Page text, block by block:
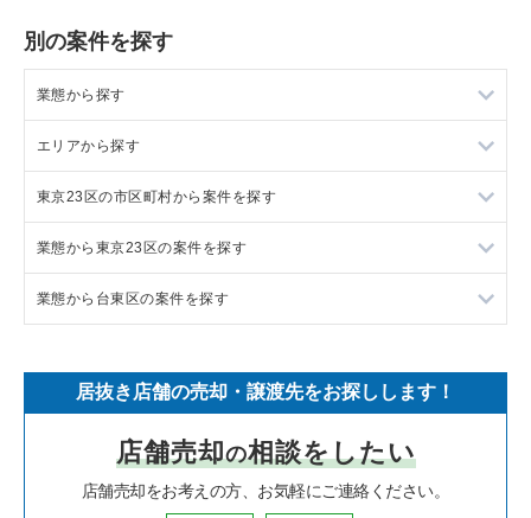
別の案件を探す
業態から探す
ラーメンの居抜き売却物件の案件一覧
フランス料理の居抜き売却物件の案件一覧
イタリア料理の居抜き売却物件の案件一覧
中華の居抜き売却物件の案件一覧
寿司の居抜き売却物件の案件一覧
焼肉の居抜き売却物件の案件一覧
鉄板焼き・お好み焼の居抜き売却物件の案件一覧
エリアから探す
東京23区の飲食店の居抜き売却物件の案件一覧
東京都下の飲食店の居抜き売却物件の案件一覧
千葉県の飲食店の居抜き売却物件の案件一覧
神奈川県の飲食店の居抜き売却物件の案件一覧
大阪府の飲食店の居抜き売却物件の案件一覧
兵庫県の飲食店の居抜き売却物件の案件一覧
東京23区の市区町村から案件を探す
目黒区の飲食店の居抜き売却物件の案件一覧
渋谷区の飲食店の居抜き売却物件の案件一覧
新宿区の飲食店の居抜き売却物件の案件一覧
葛飾区の飲食店の居抜き売却物件の案件一覧
中央区の飲食店の居抜き売却物件の案件一覧
業態から東京23区の案件を探す
東京23区のラーメンの居抜き売却物件の案件一覧
東京23区のイタリア料理の居抜き売却物件の案件一覧
東京23区の中華の居抜き売却物件の案件一覧
東京23区のそば・うどんの居抜き売却物件の案件一覧
業態から台東区の案件を探す
台東区のフランス料理の居抜き売却物件の案件一覧
台東区のイタリア料理の居抜き売却物件の案件一覧
台東区の中華の居抜き売却物件の案件一覧
居抜き店舗の売却・譲渡先をお探しします！
店舗売却の相談をしたい
店舗売却をお考えの方、お気軽にご連絡ください。